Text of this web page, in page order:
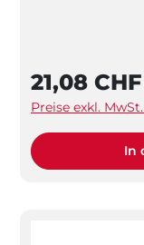
21,08 CHF
Preise exkl.
In